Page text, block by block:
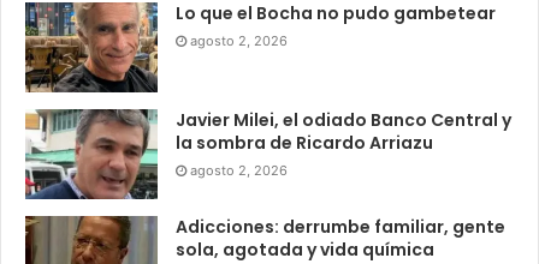
Lo que el Bocha no pudo gambetear
agosto 2, 2026
Javier Milei, el odiado Banco Central y
la sombra de Ricardo Arriazu
agosto 2, 2026
Adicciones: derrumbe familiar, gente
sola, agotada y vida química